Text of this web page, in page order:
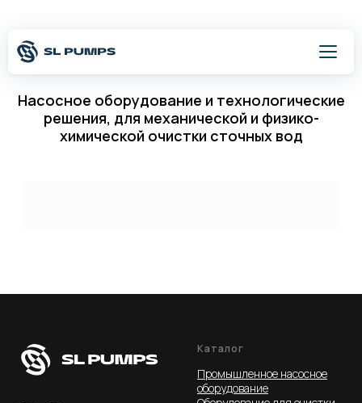
Реализованные проекты
Насосное оборудование и технологические
решения, для механической и физико-
химической очистки сточных вод
Каталог
Промышленное насосное
оборудование